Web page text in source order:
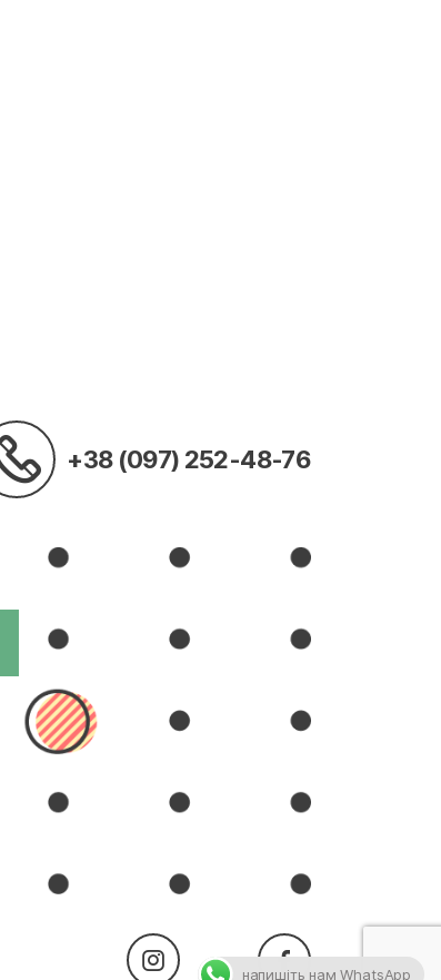
+38 (097) 252-48-76
напишіть нам WhatsApp